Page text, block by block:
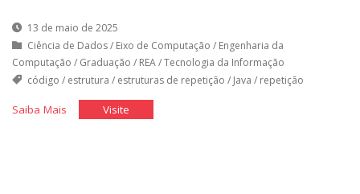
13 de maio de 2025
Ciência de Dados/ Eixo de Computação / Engenharia da
Computação / Graduação / REA/Tecnologia da Informação
código / estrutura / estruturas de repetição / Java / repetição
Saiba Mais"Estruturas
Visite"Estruturas